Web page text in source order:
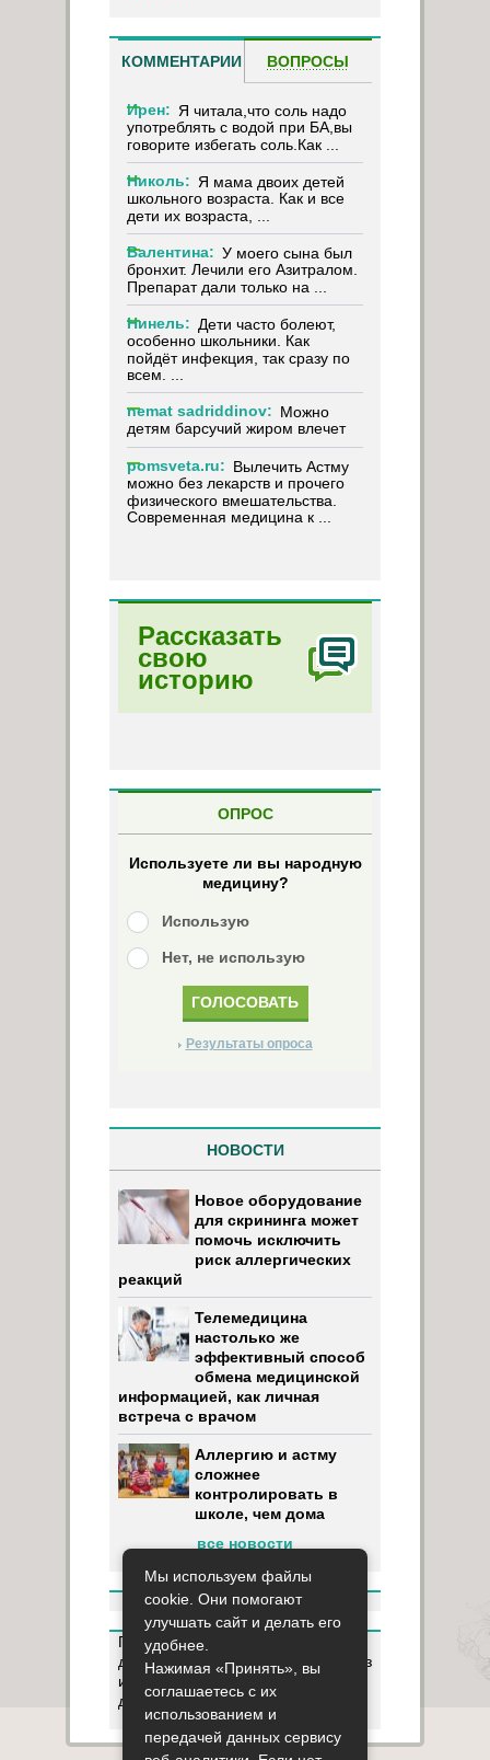
КОММЕНТАРИИ ВОПРОСЫ
Ирен: Я читала,что соль надо
употреблять с водой при БА,вы
говорите избегать соль.Как ...
Николь: Я мама двоих детей
школьного возраста. Как и все
дети их возраста, ...
Валентина: У моего сына был
бронхит. Лечили его Азитралом.
Препарат дали только на ...
Нинель: Дети часто болеют,
особенно школьники. Как
пойдёт инфекция, так сразу по
всем. ...
nemat sadriddinov: Можно
детям барсучий жиром влечет
pomsveta.ru: Вылечить Астму
можно без лекарств и прочего
физического вмешательства.
Современная медицина к ...
Рассказать
свою
историю
ОПРОС
Используете ли вы народную
медицину?
Использую
Нет, не использую
Результаты опроса
НОВОСТИ
Новое оборудование
для скрининга может
помочь исключить
риск аллергических
реакций
Телемедицина
настолько же
эффективный способ
обмена медицинской
информацией, как личная
встреча с врачом
Аллергию и астму
сложнее
контролировать в
школе, чем дома
все новости
Пользуясь данным ресурсом вы
даёте разрешение на сбор, анализ
и хранение своих персональных
данных согласно Правилам
Мы используем файлы
cookie. Они помогают
улучшать сайт и делать его
удобнее.
Нажимая «Принять», вы
соглашаетесь с их
использованием и
передачей данных сервису